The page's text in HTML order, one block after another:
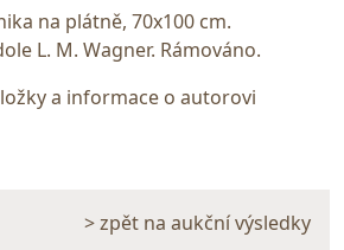
na plátně, 70x100 cm.
L. M. Wagner. Rámováno.
a informace o autorovi
> zpět na aukční výsledky